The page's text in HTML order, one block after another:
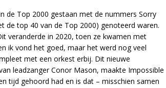
de Top 2000 gestaan met de nummers Sorry
de top 40 van de Top 2000) genoteerd waren.
veranderde in 2020, toen ze kwamen met
ik vond het goed, maar het werd nog veel
met een orkest erbij. Dit nieuwe
leadzanger Conor Mason, maakte Impossible
tijd gehoord had en is dat – misschien samen